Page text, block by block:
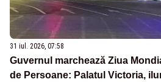
31 iul. 2026, 07:58
Guvernul marchează Ziua
de Persoane: Palatul Victoria,